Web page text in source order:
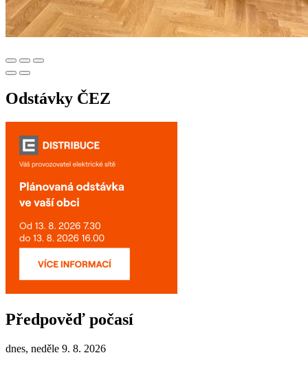
Odstávky ČEZ
Předpověď počasí
dnes, neděle 9. 8. 2026